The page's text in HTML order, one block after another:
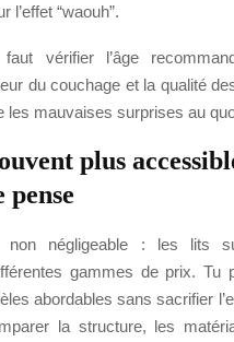
l’effet “waouh”.
vérifier l’âge
du couchage et la qualité
les mauvaises surprises au
plus
pense
non négligeable : les lits
gammes de prix. Tu
abordables sans sacrifier
la structure, les